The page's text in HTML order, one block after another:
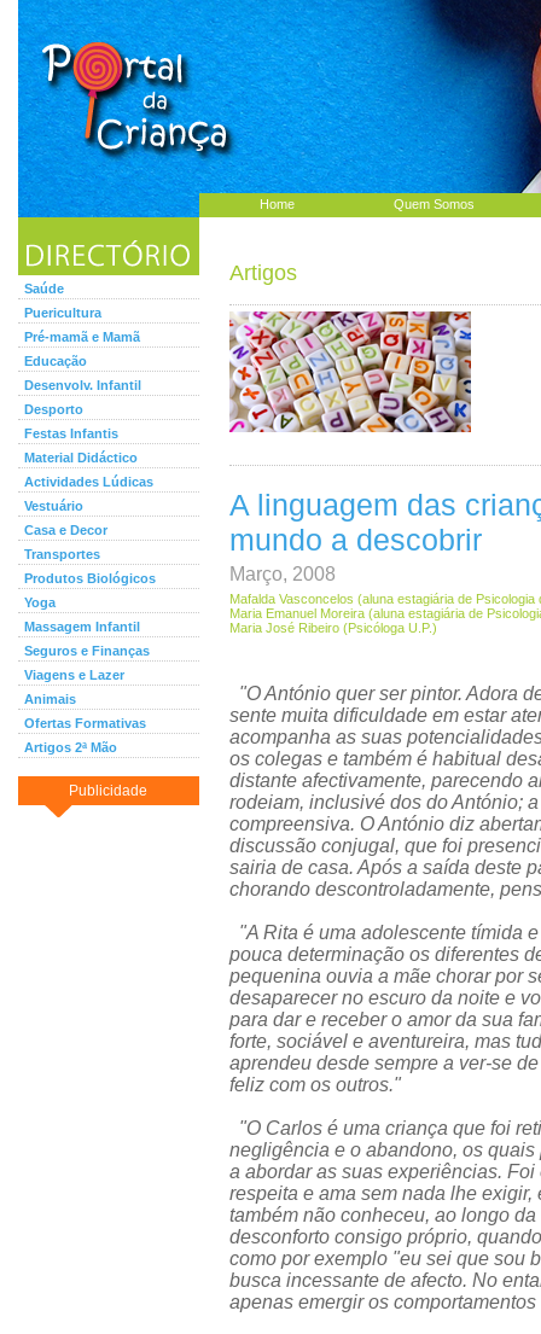
Home Quem Somos
Saúde
Puericultura
Pré-mamã e Mamã
Educação
Desenvolv. Infantil
Desporto
Festas Infantis
Material Didáctico
Actividades Lúdicas
Vestuário
Casa e Decor
Transportes
Produtos Biológicos
Yoga
Massagem Infantil
Seguros e Finanças
Viagens e Lazer
Animais
Ofertas Formativas
Artigos 2ª Mão
Publicidade
Artigos
A linguagem das
mundo a descobrir
Março, 2008
Mafalda Vasconcelos (aluna estagiária de Psicologia
Maria Emanuel Moreira (aluna estagiária de
Maria José Ribeiro (Psicóloga U.P.)
"O António quer ser pintor. Adora
sente muita dificuldade em estar
acompanha as suas
os colegas e também é habitual
distante afectivamente, parecendo
rodeiam, inclusivé dos do António;
compreensiva. O António diz
discussão conjugal, que foi
sairia de casa. Após a saída deste
chorando descontroladamente,
"A Rita é uma adolescente tímida
pouca determinação os diferentes
pequenina ouvia a mãe chorar por
desaparecer no escuro da noite e
para dar e receber o amor da sua
forte, sociável e aventureira, mas
aprendeu desde sempre a ver-se
feliz com os outros."
"O Carlos é uma criança que foi
negligência e o abandono, os
a abordar as suas experiências.
respeita e ama sem nada lhe
também não conheceu, ao longo
desconforto consigo próprio,
como por exemplo "eu sei que sou
busca incessante de afecto. No
apenas emergir os